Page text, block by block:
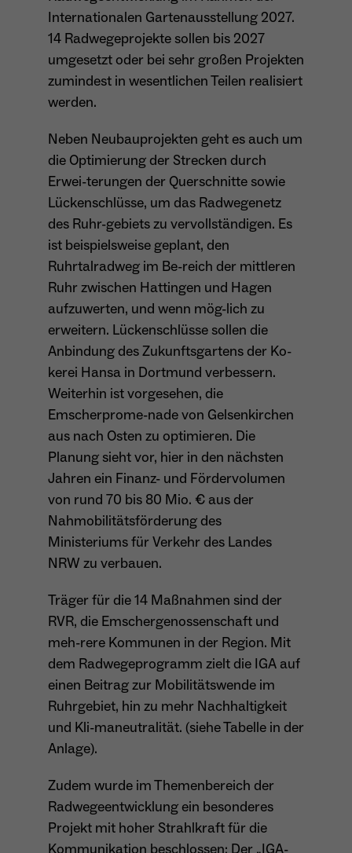
Name PHPSESSID
Laufzeit
Webseite wieder gelöscht
Zweck
PHPs Standard Sitzungs-Identifikation
(Formulare).
Name be_typo_user
Anbieter TYPO3
Laufzeit Ende der Sitzung
Zweck
Dieser Cookie teilt der Webseite mit, ob ein
Besucher im Typo3-Backend angemeldet ist
und die Rechte besitzt diese zu verwalten.
Name cookie_optin
Anbieter Sgalinski
Laufzeit 1 Monat
Zweck
Benutzers für Cookies auf der aktuellen
Domäne.
Anbieter Matomo
Laufzeit 13 Monate
Zweck
Name _pk_ses*
Anbieter Matomo
Laufzeit 30 Minuten
Zweck
Speichert vorübergehend Daten der
aktuellen Sitzung.
Name _pk_ref.*
Anbieter Matomo
Zweck Speichert die Herkunft des Besuchers.
Name MATOMO_SESSID
Laufzeit Sitzung
Zweck
Temporäre Session-ID, ohne
personenbezogene Daten.
Name
Anbieter Google Analytics
Aktivierung Mehrsprachigkeit
Diese Cookies ermöglichen die automatische Übersetzung
der Website-Inhalte durch GTranslate.
Name
Anbieter GTranslate Inc.
Laufzeit 1 Jahr
Zweck
Speichert die vom Nutzer gewählte Sprache
für die automatische Übersetzung der
Website.
Cookie-Informationen anzeigen
Internationalen Gartenausstellung 2027.
14 Radwegeprojekte sollen bis 2027
umgesetzt oder bei sehr großen Projekten
zumindest in wesentlichen Teilen realisiert
werden.
Neben Neubauprojekten geht es auch um
die Optimierung der Strecken durch
Erwei-terungen der Querschnitte sowie
Lückenschlüsse, um das Radwegenetz
des Ruhr-gebiets zu vervollständigen. Es
ist beispielsweise geplant, den
Ruhrtalradweg im Be-reich der mittleren
Ruhr zwischen Hattingen und Hagen
aufzuwerten, und wenn mög-lich zu
erweitern. Lückenschlüsse sollen die
Anbindung des Zukunftsgartens der Ko-
kerei Hansa in Dortmund verbessern.
Weiterhin ist vorgesehen, die
Emscherprome-nade von Gelsenkirchen
aus nach Osten zu optimieren. Die
Planung sieht vor, hier in den nächsten
Jahren ein Finanz- und Fördervolumen
von rund 70 bis 80 Mio. € aus der
Nahmobilitätsförderung des
Ministeriums für Verkehr des Landes
NRW zu verbauen.
Träger für die 14 Maßnahmen sind der
RVR, die Emschergenossenschaft und
meh-rere Kommunen in der Region. Mit
dem Radwegeprogramm zielt die IGA auf
einen Beitrag zur Mobilitätswende im
Ruhrgebiet, hin zu mehr Nachhaltigkeit
und Kli-maneutralität. (siehe Tabelle in der
Anlage).
Zudem wurde im Themenbereich der
Radwegeentwicklung ein besonderes
Projekt mit hoher Strahlkraft für die
Kommunikation beschlossen: Der „IGA-